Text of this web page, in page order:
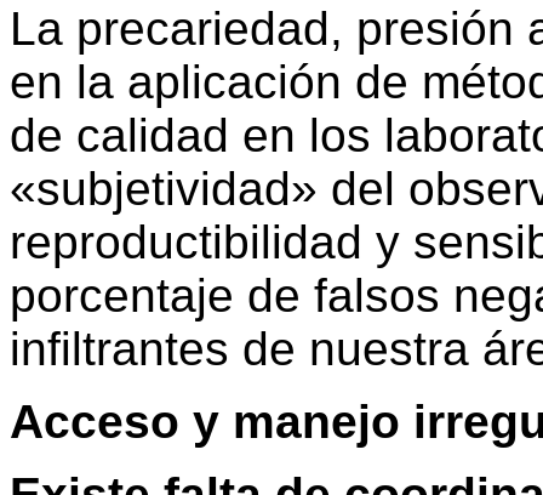
La precariedad, presión
en la aplicación de
de calidad en los
«subjetividad» del
reproductibilidad y
porcentaje de falsos
infiltrantes de nuestra
Acceso y manejo